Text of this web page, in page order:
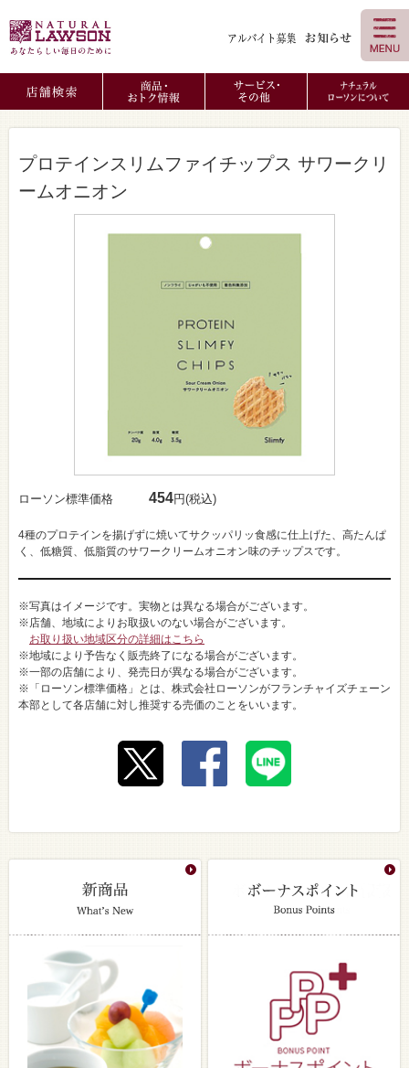
プロテインスリムファイチップス サワークリ
ームオニオン
ローソン標準価格 454円(税込)
4種のプロテインを揚げずに焼いてサクッパリッ食感に仕上げた、高たんぱ
く、低糖質、低脂質のサワークリームオニオン味のチップスです。
※写真はイメージです。実物とは異なる場合がございます。
※店舗、地域によりお取扱いのない場合がございます。
お取り扱い地域区分の詳細はこちら
※地域により予告なく販売終了になる場合がございます。
※一部の店舗により、発売日が異なる場合がございます。
※「ローソン標準価格」とは、株式会社ローソンがフランチャイズチェーン
本部として各店舗に対し推奨する売価のことをいいます。